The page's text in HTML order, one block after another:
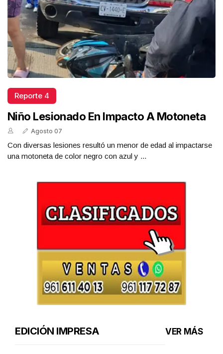
Reporte 4
Niño Lesionado En Impacto A Motoneta
Agosto 07
Con diversas lesiones resultó un menor de edad al impactarse
una motoneta de color negro con azul y ...
EDICIÓN IMPRESA VER MÁS